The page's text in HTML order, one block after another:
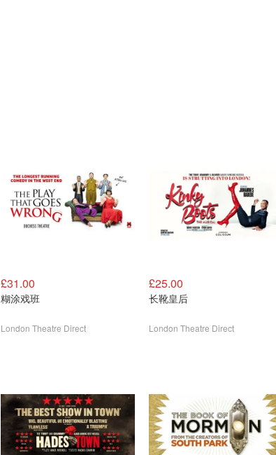
£31.00
糊涂戏班
London Theatre Direct
£25.00
长靴皇后
London Theatre Direct